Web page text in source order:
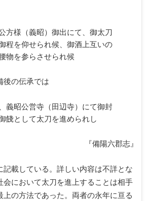
方様（義昭）御出にて、御太刀
程を仰せられ候、御酒上互いの
物を参らさせられ候
後の伝承では
義昭公営寺（田辺寺）にて御封
餞として太刀を進められし
『備陽六郡志』
記載している。詳しい内容は不詳とな
会において太刀を進上することは相手
上の方法であった。両者の永年に亘る